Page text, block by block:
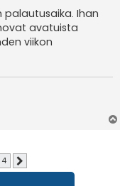
palautusaika. Ihan
avatuista
viikon
4